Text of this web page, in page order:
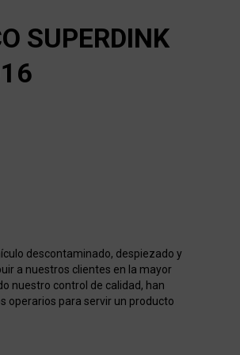
SUPERDINK
descontaminado, despiezado y
a nuestros clientes en la mayor
nuestro control de calidad, han
operarios para servir un producto